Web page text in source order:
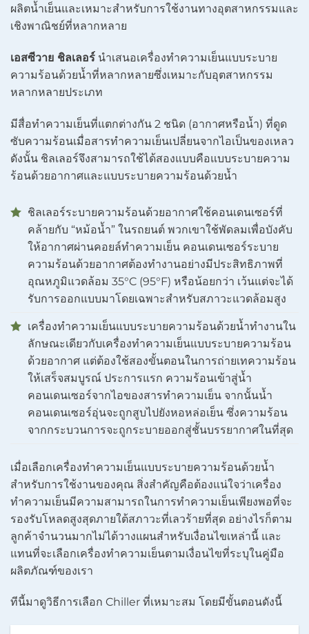
ผลิตน้ำเย็นและเหมาะสำหรับการใช้งานทางอุตสาหกรรมและ
เชิงพาณิชย์ที่หลากหลาย
เอสซีวาย ชิลเลอร์ นำเสนอเครื่องทำความเย็นแบบระบาย
ความร้อนด้วยน้ำที่หลากหลายซึ่งเหมาะกับอุตสาหกรรม
หลากหลายประเภท
มีสื่อทำความเย็นที่แตกต่างกัน 2 ชนิด (อากาศหรือน้ำ) ที่ดูด
ซับความร้อนเมื่อสารทำความเย็นเปลี่ยนจากไอเป็นของเหลว
ดังนั้น ชิลเลอร์จึงสามารถใช้ได้สองแบบคือแบบระบายความ
ร้อนด้วยอากาศและแบบระบายความร้อนด้วยน้ำ
ชิลเลอร์ระบายความร้อนด้วยอากาศใช้คอนเดนเซอร์ที่
คล้ายกับ “หม้อน้ำ” ในรถยนต์ พวกเขาใช้พัดลมเพื่อบังคับ
ให้อากาศผ่านคอยล์ทำความเย็น คอนเดนเซอร์ระบาย
ความร้อนด้วยอากาศต้องทำงานอย่างมีประสิทธิภาพที่
อุณหภูมิแวดล้อม 35°C (95°F) หรือน้อยกว่า เว้นแต่จะได้
รับการออกแบบมาโดยเฉพาะสำหรับสภาวะแวดล้อมสูง
เครื่องทำความเย็นแบบระบายความร้อนด้วยน้ำทำงานใน
ลักษณะเดียวกับเครื่องทำความเย็นแบบระบายความร้อน
ด้วยอากาศ แต่ต้องใช้สองขั้นตอนในการถ่ายเทความร้อน
ให้เสร็จสมบูรณ์ ประการแรก ความร้อนเข้าสู่น้ำ
คอนเดนเซอร์จากไอของสารทำความเย็น จากนั้นน้ำ
คอนเดนเซอร์อุ่นจะถูกสูบไปยังหอหล่อเย็น ซึ่งความร้อน
จากกระบวนการจะถูกระบายออกสู่ชั้นบรรยากาศในที่สุด
เมื่อเลือกเครื่องทำความเย็นแบบระบายความร้อนด้วยน้ำ
สำหรับการใช้งานของคุณ สิ่งสำคัญคือต้องแน่ใจว่าเครื่อง
ทำความเย็นมีความสามารถในการทำความเย็นเพียงพอที่จะ
รองรับโหลดสูงสุดภายใต้สภาวะที่เลวร้ายที่สุด อย่างไรก็ตาม
ลูกค้าจำนวนมากไม่ได้วางแผนสำหรับเงื่อนไขเหล่านี้ และ
แทนที่จะเลือกเครื่องทำความเย็นตามเงื่อนไขที่ระบุในคู่มือ
ผลิตภัณฑ์ของเรา
ทีนี้มาดูวิธีการเลือก Chiller ที่เหมาะสม โดยมีขั้นตอนดังนี้